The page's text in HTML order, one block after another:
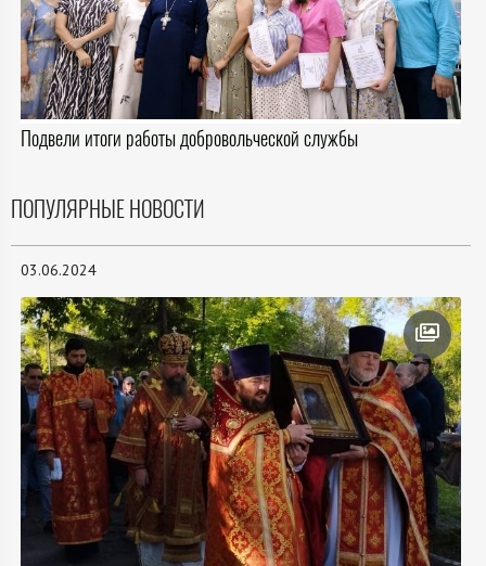
Подвели итоги работы добровольческой службы
ПОПУЛЯРНЫЕ НОВОСТИ
03.06.2024